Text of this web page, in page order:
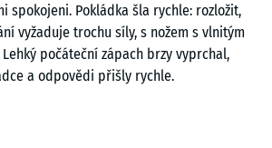
spokojeni. Pokládka šla rychle: rozložit,
vyžaduje trochu síly, s nožem s vlnitým
počáteční zápach brzy vyprchal,
a odpovědi přišly rychle.